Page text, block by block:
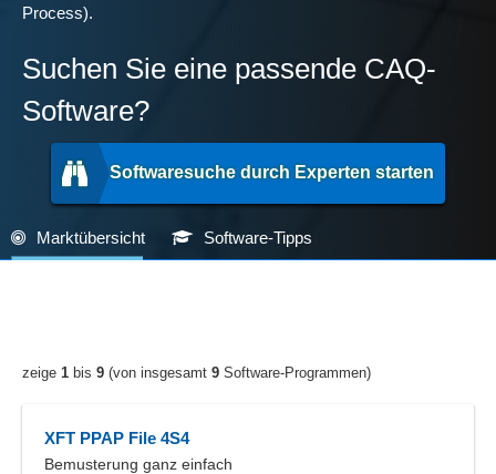
Process).
Suchen Sie eine passende CAQ-
Software?
Softwaresuche durch Experten starten
Marktübersicht Software-Tipps
zeige 1 bis 9 (von insgesamt 9 Software-Programmen)
XFT PPAP File 4S4
Bemusterung ganz einfach